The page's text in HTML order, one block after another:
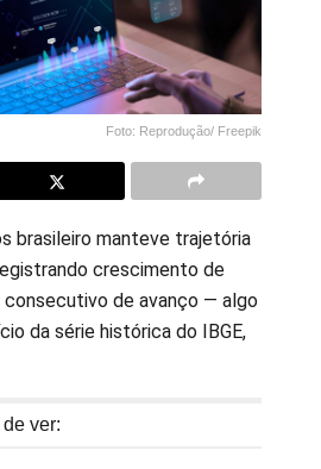
Foto: Reprodução/ Freepik
brasileiro manteve trajetória
crescimento de
consecutivo de avanço — algo
da série histórica do IBGE,
ver: